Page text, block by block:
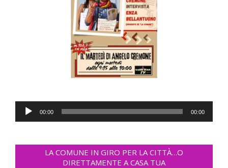
Audio-
Player
00:00 00:00
LA COMUNE IN GIRO PER LA CITTÀ…O
DIRETTAMENTE A CASA TUA